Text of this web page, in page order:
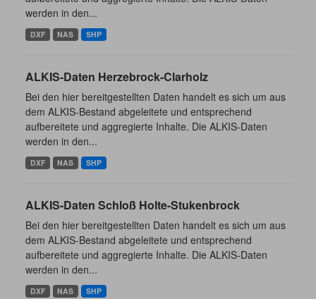
werden in den...
DXF NAS SHP
ALKIS-Daten Herzebrock-Clarholz
Bei den hier bereitgestellten Daten handelt es sich um aus
dem ALKIS-Bestand abgeleitete und entsprechend
aufbereitete und aggregierte Inhalte. Die ALKIS-Daten
werden in den...
DXF NAS SHP
ALKIS-Daten Schloß Holte-Stukenbrock
Bei den hier bereitgestellten Daten handelt es sich um aus
dem ALKIS-Bestand abgeleitete und entsprechend
aufbereitete und aggregierte Inhalte. Die ALKIS-Daten
werden in den...
DXF NAS SHP